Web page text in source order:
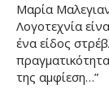
Μαρία
Λογοτεχνία
ένα είδος
της αμφίεση…”